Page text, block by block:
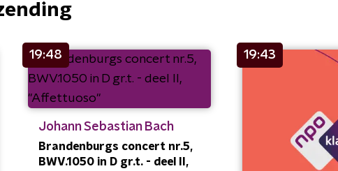
19:48
Johann Sebastian Bach
Brandenburgs concert nr.5,
BWV.1050 in D gr.t. - deel II,
19:43